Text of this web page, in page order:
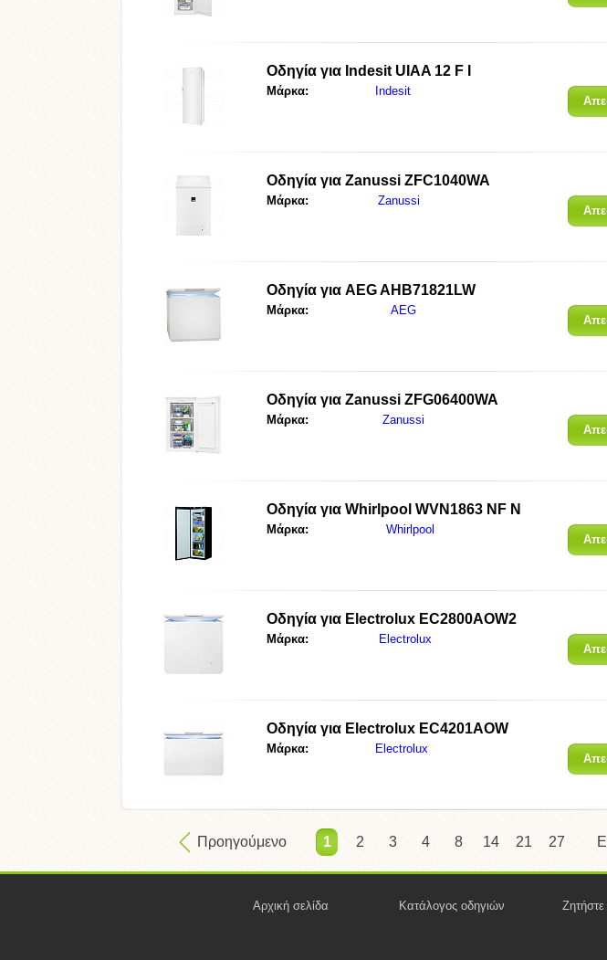
Οδηγία για Indesit UIAA 12 F I
Μάρκα: Indesit
Οδηγία για Zanussi ZFC1040WA
Μάρκα: Zanussi
Οδηγία για AEG AHB71821LW
Μάρκα: AEG
Οδηγία για Zanussi ZFG06400WA
Μάρκα: Zanussi
Οδηγία για Whirlpool WVN1863 NF N
Μάρκα: Whirlpool
Οδηγία για Electrolux EC2800AOW2
Μάρκα: Electrolux
Οδηγία για Electrolux EC4201AOW
Μάρκα: Electrolux
Προηγούμενο 1 2 3 4 8 14 21 27
Αρχική σελίδα Κατάλογος οδηγιών Ζητήστε